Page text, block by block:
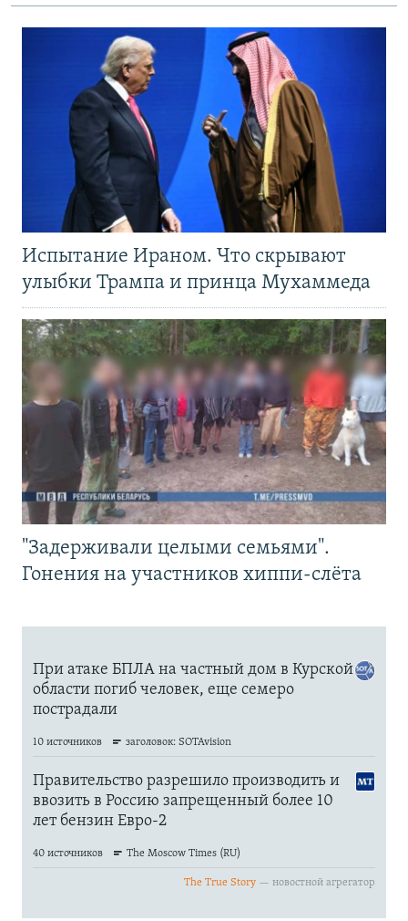
Испытание Ираном. Что скрывают
улыбки Трампа и принца Мухаммеда
"Задерживали целыми семьями".
Гонения на участников хиппи-слёта